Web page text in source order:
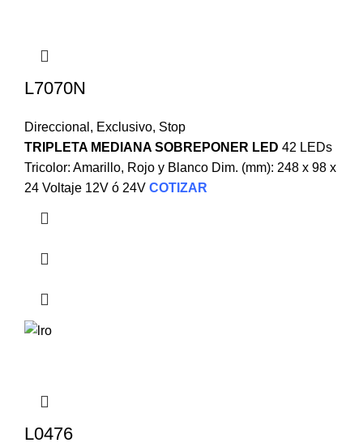
L7070N
Direccional , Exclusivo, Stop
TRIPLETA MEDIANA SOBREPONER LED 42 LEDs
Tricolor: Amarillo, Rojo y Blanco Dim. (mm): 248 x 98 x
24 Voltaje 12V ó 24V COTIZAR
L0476